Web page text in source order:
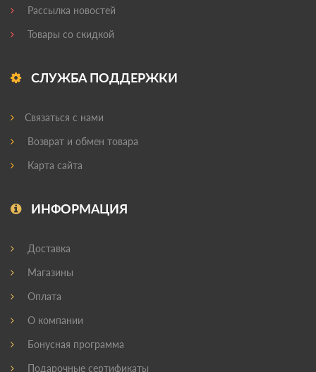
Рассылка новостей
Товары со скидкой
СЛУЖБА ПОДДЕРЖКИ
Связаться с нами
Возврат и обмен товара
Карта сайта
ИНФОРМАЦИЯ
Доставка
Магазины
Оплата
О компании
Бонусная программа
Подарочные сертификаты